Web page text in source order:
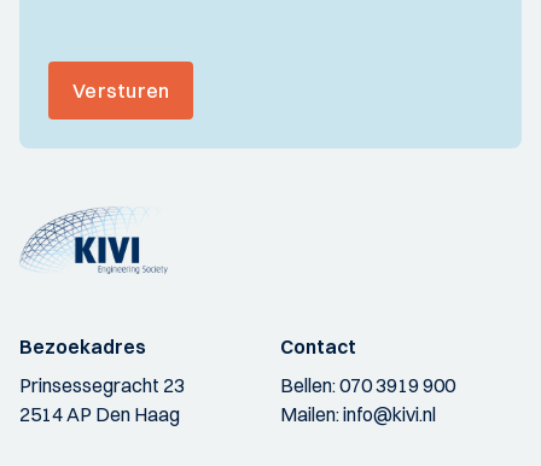
Versturen
Bezoekadres
Prinsessegracht 23
2514 AP Den Haag
Contact
Bellen:070 3919 900
Mailen:info@kivi.nl